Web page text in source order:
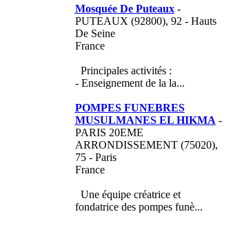
Mosquée De Puteaux-
PUTEAUX (92800), 92 - Hauts
De Seine
France
Principales activités :
- Enseignement de la la...
POMPES FUNEBRES
MUSULMANES EL HIKMA -
PARIS 20EME
ARRONDISSEMENT (75020),
75 - Paris
France
Une équipe créatrice et
fondatrice des pompes funè...